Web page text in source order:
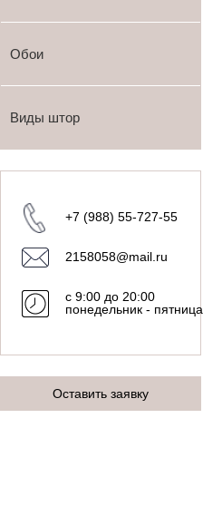
Обои
Виды штор
+7 (988) 55-727-55
2158058@mail.ru
с 9:00 до 20:00
понедельник - пятница
Оставить заявку